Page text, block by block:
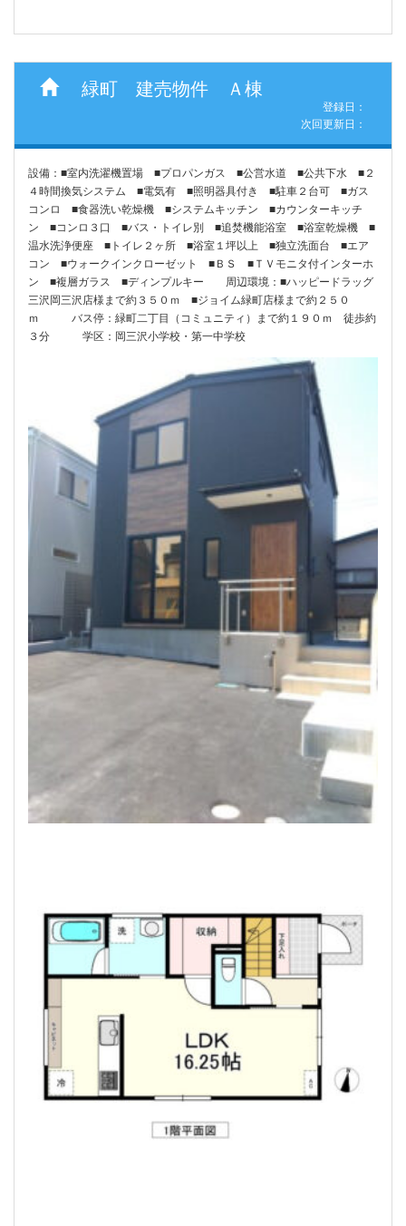
緑町 建売物件 Ａ棟
登録日：
次回更新日：
設備：■室内洗濯機置場 ■プロパンガス ■公営水道 ■公共下水 ■２
４時間換気システム ■電気有 ■照明器具付き ■駐車２台可 ■ガス
コンロ ■食器洗い乾燥機 ■システムキッチン ■カウンターキッチ
ン ■コンロ３口 ■バス・トイレ別 ■追焚機能浴室 ■浴室乾燥機 ■
温水洗浄便座 ■トイレ２ヶ所 ■浴室１坪以上 ■独立洗面台 ■エア
コン ■ウォークインクローゼット ■ＢＳ ■ＴＶモニタ付インターホ
ン ■複層ガラス ■ディンプルキー 周辺環境：■ハッピードラッグ
三沢岡三沢店様まで約３５０ｍ ■ジョイム緑町店様まで約２５０
ｍ バス停：緑町二丁目（コミュニティ）まで約１９０ｍ 徒歩約
３分 学区：岡三沢小学校・第一中学校